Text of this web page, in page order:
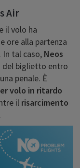
Air
il volo ha
ore alla partenza
. In tal caso, Neos
biglietto entro
penale. È
volo in ritardo
il risarcimento